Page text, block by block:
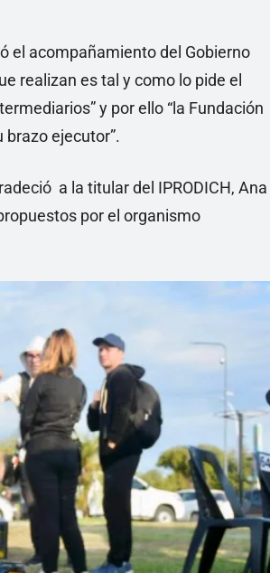
el acompañamiento del Gobierno
realizan es tal y como lo pide el
y por ello “la Fundación
ejecutor”.
a la titular del IPRODICH, Ana
por el organismo